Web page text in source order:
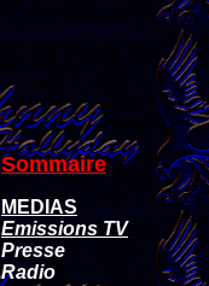
Sommaire
MEDIAS
Emissions TV
Presse
Radio